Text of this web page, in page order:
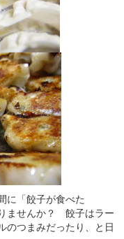
に「餃子が食べた
ませんか？ 餃子はラー
のつまみだったり、と日